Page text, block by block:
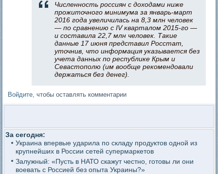
Численность россиян с доходами ниже
прожиточного минимума за январь-март
2016 года увеличилась на 8,3 млн человек
— по сравнению с IV кварталом 2015-го —
и составила 22,7 млн человек. Такие
данные 17 июня представил Росстат,
уточнив, что информация указывается без
учета данных по республике Крым и
Севастополю (им вообще рекомендовали
держаться без денег).
Войдите, чтобы оставлять комментарии
За сегодня:
Украина впервые ударила по складу продуктов одной из
крупнейших в России сетей супермаркетов
Залужный: «Пусть в НАТО скажут честно, готовы ли они
воевать с Россией без опыта Украины?»